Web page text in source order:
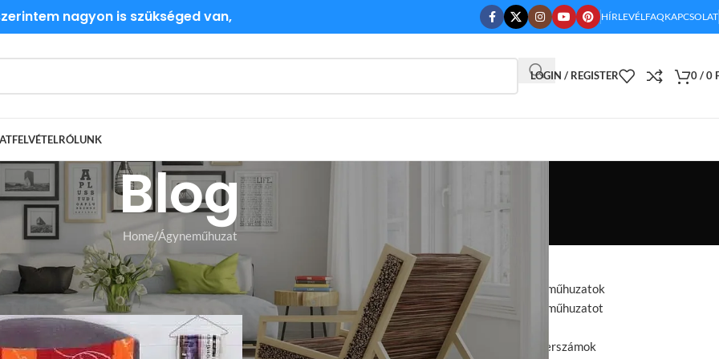
nagyon is szükséged van, HÍRLEVÉLFAQKAPCSOLAT
LOGIN / REGISTER 0/0
RÓLUNK
Blog
Home Ágyneműhuzat
KREPP ÁGYNEMŰHUZAT
legjobb krepp ágyneműhuzatok?
DevifashionsOn 2026-01-17
KATEGÓRIÁK
3 részes ágyneműhuzatok
7 részes ágyneműhuzatot
Autószerviz szerszámok